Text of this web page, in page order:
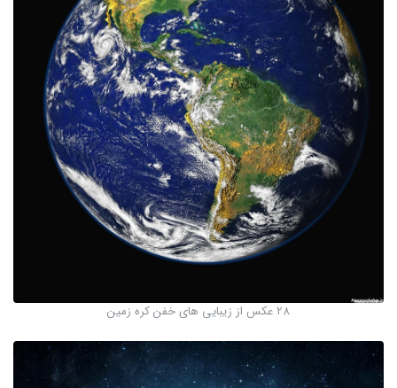
28 عکس از زیبایی های خفن کره زمین